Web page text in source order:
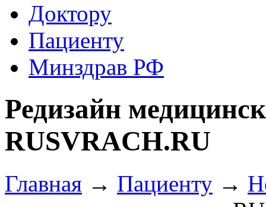
Доктору
Пациенту
Минздрав РФ
Редизайн
RUSVRACH.RU
Главная → Пациенту →